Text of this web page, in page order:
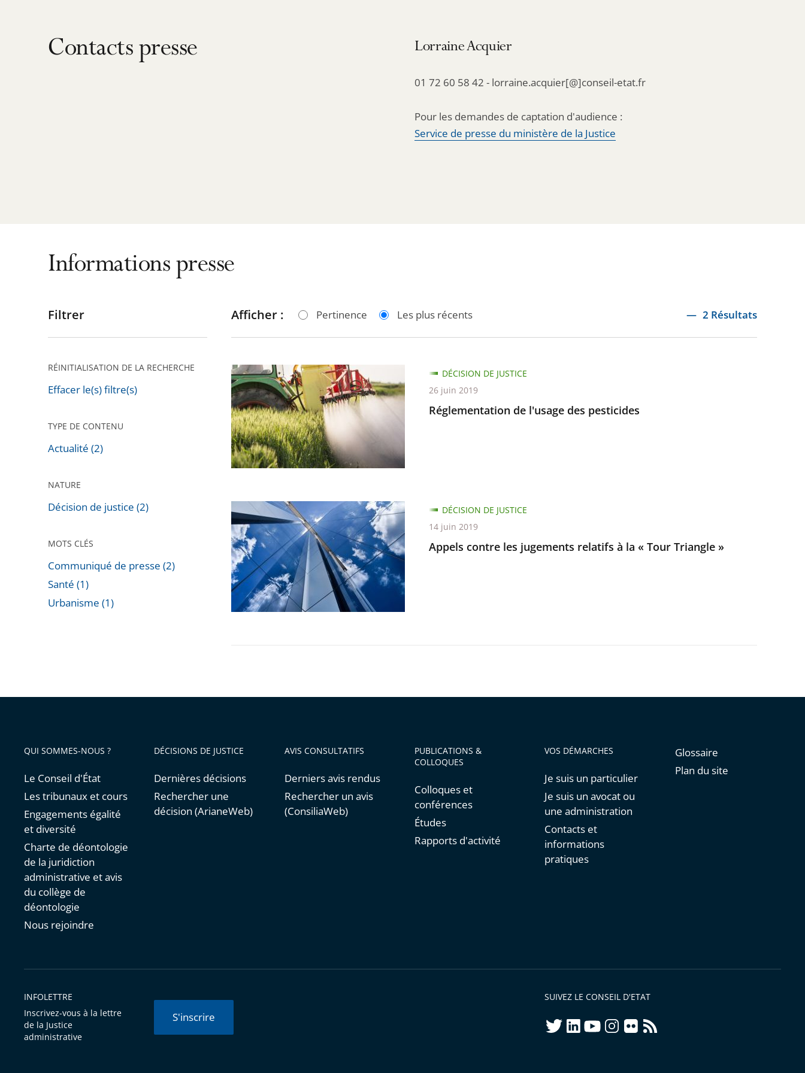
Contacts presse Lorraine Acquier
01 72 60 58 42 - lorraine.acquier[@]conseil-etat.fr
Pour les demandes de captation d'audience :
Service de presse du ministère de la Justice
Informations presse
Passer
pour
après
Filtrer
RÉINITIALISATION DE LA RECHERCHE
Effacer le(s) filtre(s)
TYPE DE CONTENU
Actualité (2)
NATURE
Décision de justice (2)
MOTS CLÉS
Communiqué de presse (2)
Santé (1)
Urbanisme (1)
avant
Afficher : Pertinence Les plus récents 2 Résultats
Réglementation
de
l'usage
des
pesticides
Réglementation de l'usage des pesticides
DÉCISION DE JUSTICE
26 juin 2019
Appels
contre
les
jugements
relatifs
à
la
Appels contre les jugements relatifs à la « Tour Triangle »
DÉCISION DE JUSTICE
14 juin 2019
QUI SOMMES-NOUS ?
Le Conseil d'État
Les tribunaux et cours
Engagements égalité
et diversité
Charte de déontologie
de la juridiction
administrative et avis
du collège de
déontologie
Nous rejoindre
DÉCISIONS DE JUSTICE
Dernières décisions
Rechercher une
décision (ArianeWeb)
AVIS CONSULTATIFS
Derniers avis rendus
Rechercher un avis
(ConsiliaWeb)
PUBLICATIONS &
COLLOQUES
Colloques et
conférences
Études
Rapports d'activité
VOS DÉMARCHES
Je suis un particulier
Je suis un avocat ou
une administration
Contacts et
informations
pratiques
Glossaire
Plan du site
INFOLETTRE
Inscrivez-vous à la lettre
de la Justice
administrative
S'inscrire
SUIVEZ LE CONSEIL D'ETAT
twitterlinkedInyoutubeinstagram
flickrrss